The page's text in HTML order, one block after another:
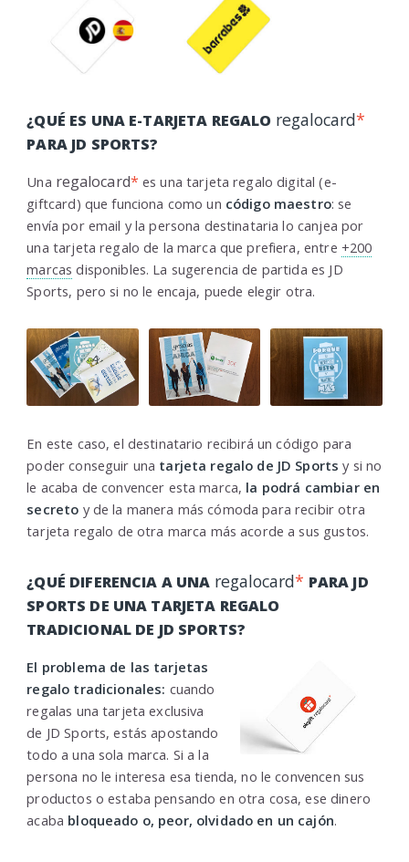
¿QUÉ ES UNA E-TARJETA REGALO regalocard*
PARA JD SPORTS?
Una regalocard* es una tarjeta regalo digital (e-
giftcard) que funciona como un código maestro: se
envía por email y la persona destinataria lo canjea por
una tarjeta regalo de la marca que prefiera, entre +200
marcas disponibles. La sugerencia de partida es JD
Sports, pero si no le encaja, puede elegir otra.
En este caso, el destinatario recibirá un código para
poder conseguir una tarjeta regalo de JD Sports y si no
le acaba de convencer esta marca, la podrá cambiar en
secreto y de la manera más cómoda para recibir otra
tarjeta regalo de otra marca más acorde a sus gustos.
¿QUÉ DIFERENCIA A UNA regalocard* PARA JD
SPORTS DE UNA TARJETA REGALO
TRADICIONAL DE JD SPORTS?
El problema de las tarjetas
regalo tradicionales: cuando
regalas una tarjeta exclusiva
de JD Sports, estás apostando
todo a una sola marca. Si a la
persona no le interesa esa tienda, no le convencen sus
productos o estaba pensando en otra cosa, ese dinero
acaba bloqueado o, peor, olvidado en un cajón.